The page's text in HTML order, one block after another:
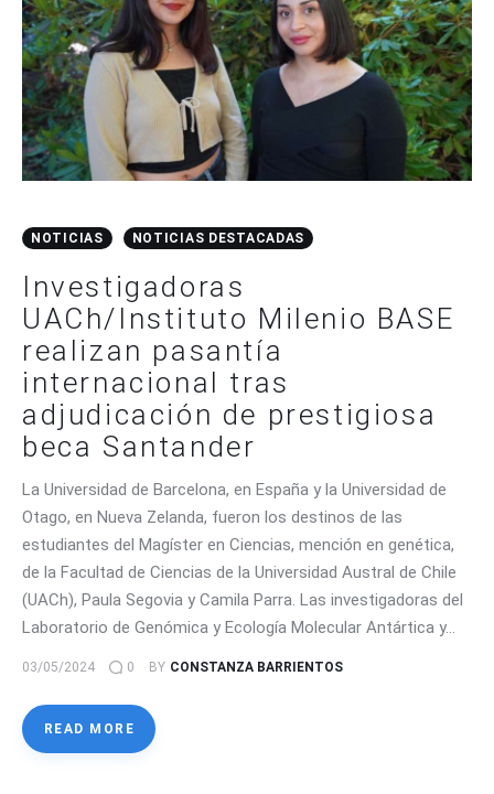
NOTICIAS NOTICIAS DESTACADAS
Investigadoras
UACh/Instituto Milenio BASE
realizan pasantía
internacional tras
adjudicación de prestigiosa
beca Santander
La Universidad de Barcelona, en España y la Universidad de
Otago, en Nueva Zelanda, fueron los destinos de las
estudiantes del Magíster en Ciencias, mención en genética,
de la Facultad de Ciencias de la Universidad Austral de Chile
(UACh), Paula Segovia y Camila Parra. Las investigadoras del
Laboratorio de Genómica y Ecología Molecular Antártica y…
03/05/2024 0 BY CONSTANZA BARRIENTOS
READ MORE